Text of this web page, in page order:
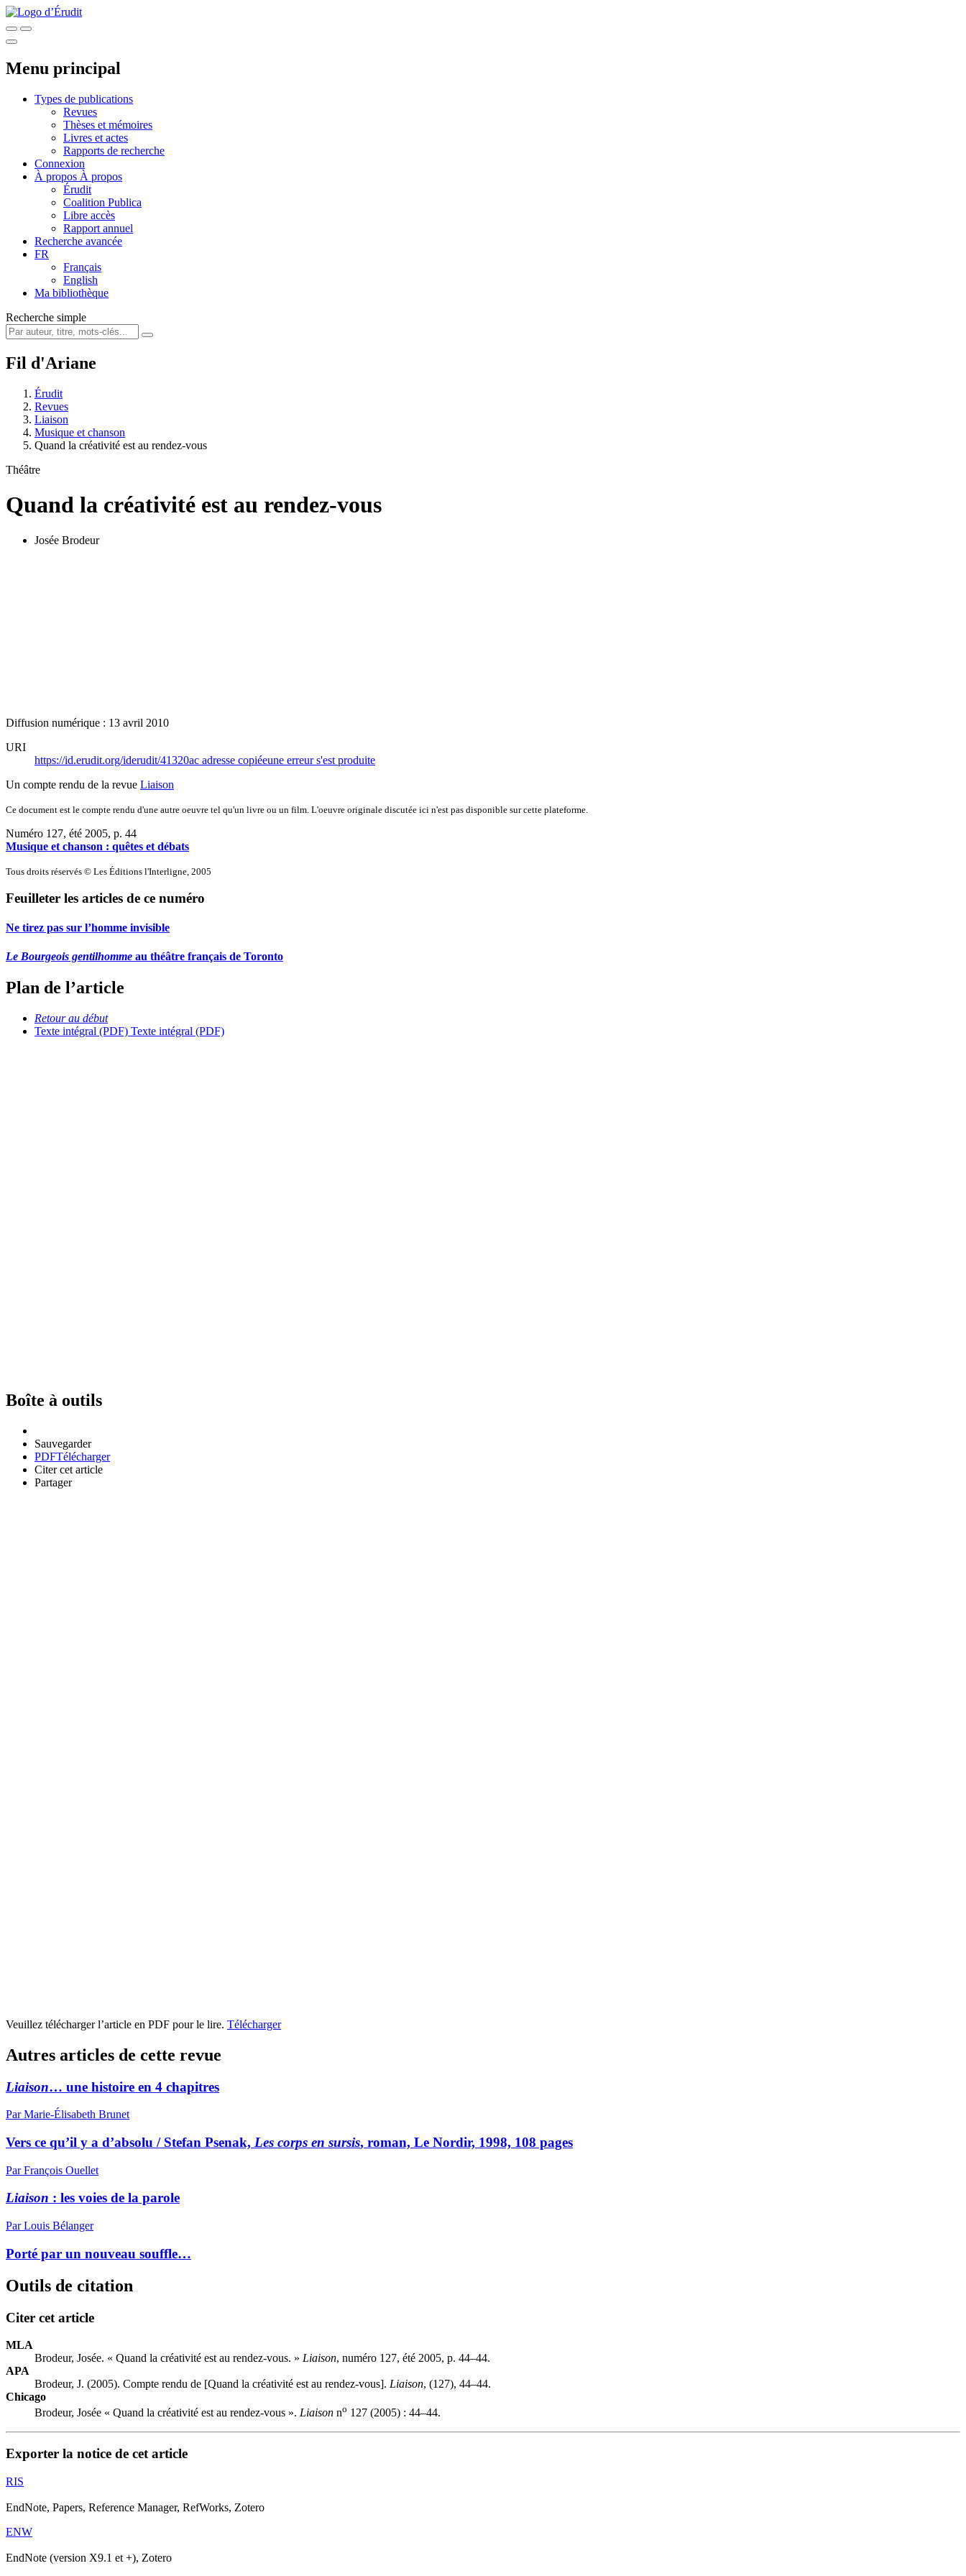
Menu principal
Types de publications
Revues
Thèses et mémoires
Livres et actes
Rapports de recherche
Connexion
À propos À propos
Érudit
Coalition Publica
Libre accès
Rapport annuel
Recherche avancée
FR
Français
English
Ma bibliothèque
Recherche simple
Fil d'Ariane
Érudit
Revues
Liaison
Musique et chanson
Quand la créativité est au rendez-vous
Théâtre
Quand la créativité est au rendez-vous
Josée Brodeur
Diffusion numérique : 13 avril 2010
URI
https://id.erudit.org/iderudit/41320ac adresse copiéeune erreur s'est produite
Un compte rendu de la revue Liaison
Ce document est le compte rendu d'une autre oeuvre tel qu'un livre ou un film. L'oeuvre originale discutée ici n'est pas disponible sur cette plateforme.
Numéro 127, été 2005, p. 44
Musique et chanson : quêtes et débats
Tous droits réservés © Les Éditions l'Interligne, 2005
Feuilleter les articles de ce numéro
Ne tirez pas sur l’homme invisible
Le Bourgeois gentilhomme au théâtre français de Toronto
Plan de l’article
Retour au début
Texte intégral (PDF) Texte intégral (PDF)
Boîte à outils
Sauvegarder
PDFTélécharger
Citer cet article
Partager
Veuillez télécharger l’article en PDF pour le lire. Télécharger
Autres articles de cette revue
Liaison… une histoire en 4 chapitres
Par Marie-Élisabeth Brunet
Vers ce qu’il y a d’absolu / Stefan Psenak, Les corps en sursis, roman, Le Nordir, 1998, 108 pages
Par François Ouellet
Liaison : les voies de la parole
Par Louis Bélanger
Porté par un nouveau souffle…
Outils de citation
Citer cet article
MLA
Brodeur, Josée. « Quand la créativité est au rendez-vous. » Liaison, numéro 127, été 2005, p. 44–44.
APA
Brodeur, J. (2005). Compte rendu de [Quand la créativité est au rendez-vous]. Liaison, (127), 44–44.
Chicago
Brodeur, Josée « Quand la créativité est au rendez-vous ». Liaison no 127 (2005) : 44–44.
Exporter la notice de cet article
RIS
EndNote, Papers, Reference Manager, RefWorks, Zotero
ENW
EndNote (version X9.1 et +), Zotero